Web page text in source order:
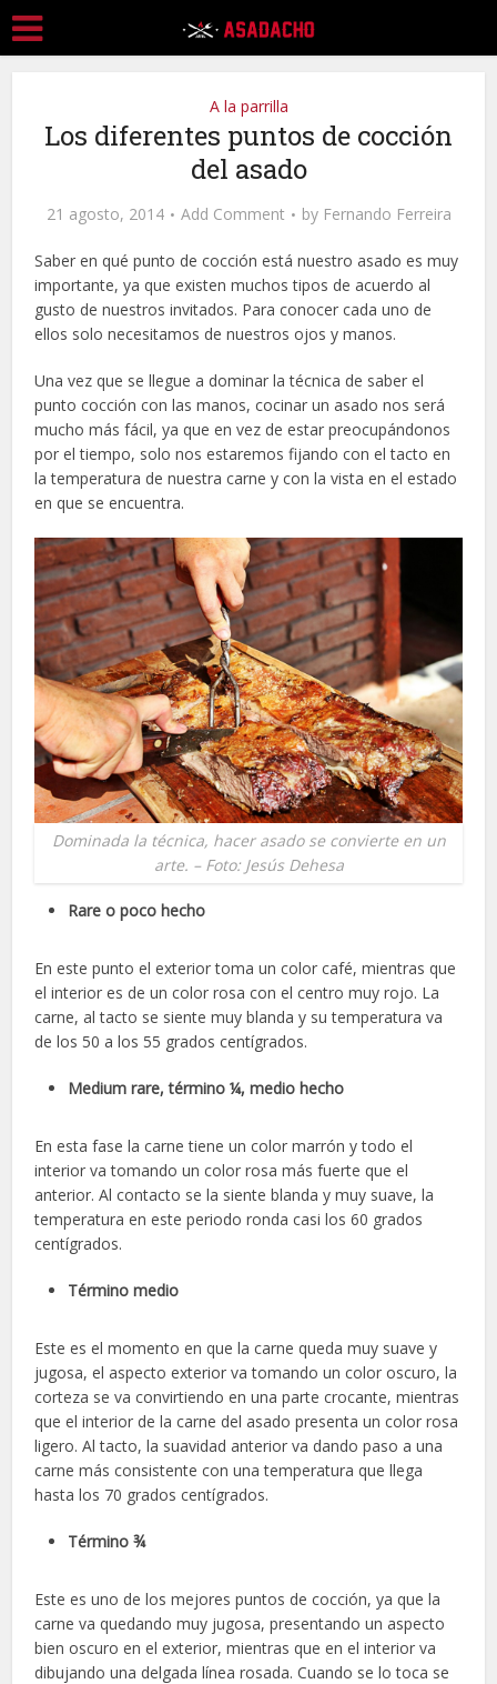
A la parrilla
Los diferentes puntos de cocción
del asado
21 agosto, 2014 Add Comment by Fernando Ferreira
Saber en qué punto de cocción está nuestro asado es muy
importante, ya que existen muchos tipos de acuerdo al
gusto de nuestros invitados. Para conocer cada uno de
ellos solo necesitamos de nuestros ojos y manos.
Una vez que se llegue a dominar la técnica de saber el
punto cocción con las manos, cocinar un asado nos será
mucho más fácil, ya que en vez de estar preocupándonos
por el tiempo, solo nos estaremos fijando con el tacto en
la temperatura de nuestra carne y con la vista en el estado
en que se encuentra.
Dominada la técnica, hacer asado se convierte en un
arte. – Foto: Jesús Dehesa
Rare o poco hecho
En este punto el exterior toma un color café, mientras que
el interior es de un color rosa con el centro muy rojo. La
carne, al tacto se siente muy blanda y su temperatura va
de los 50 a los 55 grados centígrados.
Medium rare, término ¼, medio hecho
En esta fase la carne tiene un color marrón y todo el
interior va tomando un color rosa más fuerte que el
anterior. Al contacto se la siente blanda y muy suave, la
temperatura en este periodo ronda casi los 60 grados
centígrados.
Término medio
Este es el momento en que la carne queda muy suave y
jugosa, el aspecto exterior va tomando un color oscuro, la
corteza se va convirtiendo en una parte crocante, mientras
que el interior de la carne del asado presenta un color rosa
ligero. Al tacto, la suavidad anterior va dando paso a una
carne más consistente con una temperatura que llega
hasta los 70 grados centígrados.
Término ¾
Este es uno de los mejores puntos de cocción, ya que la
carne va quedando muy jugosa, presentando un aspecto
bien oscuro en el exterior, mientras que en el interior va
dibujando una delgada línea rosada. Cuando se lo toca se